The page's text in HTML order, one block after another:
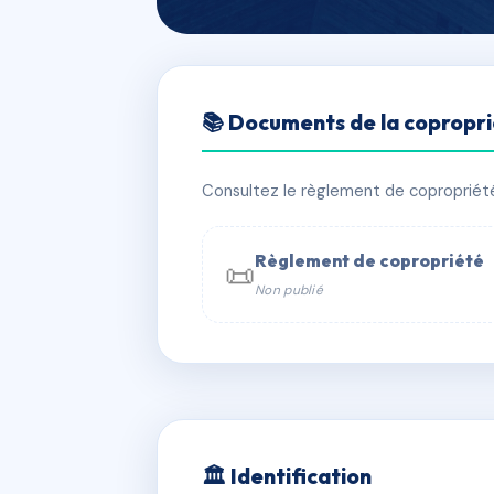
MAISON DU
📍 10 AVENUE DU MONT BLANC
📞 Contacter Syndic Digital
📚 Documents de la
Consultez le règlement de
📜Règlement de copropriété
Non publié
🏛 Identification